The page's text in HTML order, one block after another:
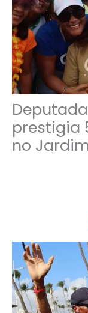
prestigia
no